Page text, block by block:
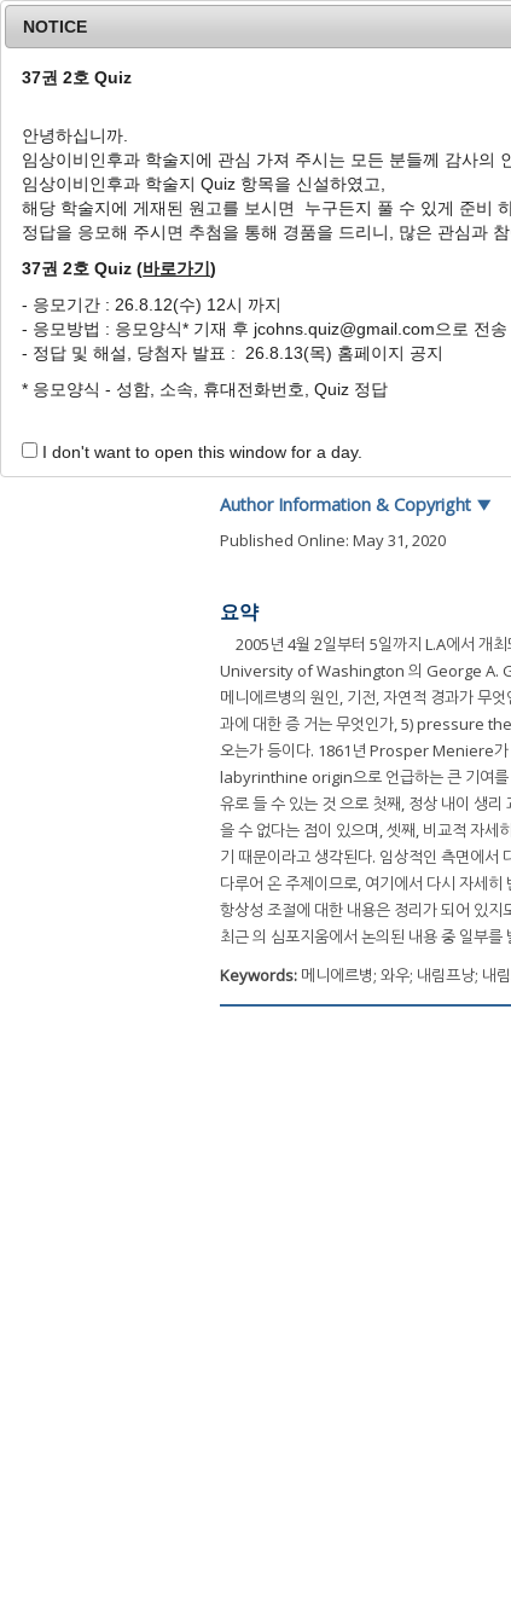
Home Journal Info
J Clin Otolaryngol Head Neck Surg2005;
pISSN: 1225-0244, eISSN: 2713-833X
특집
메니에르병의 병인론
이준호
Jun Ho Lee 1 , *
Author Information & Copyright ▼
Published Online: May 31, 2020
요약
2005년 4월 2일부터 5일까지 L.A에서
University of Washington 의 George A.
메니에르병의 원인, 기전, 자연적 경과가 무
과에 대한 증 거는 무엇인가, 5) pressure
오는가 등이다. 1861년 Prosper Meniere
labyrinthine origin으로 언급하는 큰 기여를
유로 들 수 있는 것 으로 첫째, 정상 내이 생
을 수 없다는 점이 있으며, 셋째, 비교적 자세
기 때문이라고 생각된다. 임상적인 측면에서
다루어 온 주제이므로, 여기에서 다시 자세
항상성 조절에 대한 내용은 정리가 되어 있
최근 의 심포지움에서 논의된 내용 중 일
Keywords: 메니에르병; 와우; 내림프낭; 내
NOTICE
37권 2호 Quiz
안녕하십니까.
임상이비인후과 학술지에 관심 가져 주시는 모든 분들께 감사의
임상이비인후과 학술지 Quiz 항목을 신설하였고,
해당 학술지에 게재된 원고를 보시면 누구든지 풀 수 있게 준비
정답을 응모해 주시면 추첨을 통해 경품을 드리니, 많은 관심과
37권 2호 Quiz (바로가기)
- 응모기간 : 26.8.12(수) 12시 까지
- 응모방법 : 응모양식* 기재 후 jcohns.quiz@gmail.com으로 전송
- 정답 및 해설, 당첨자 발표 : 26.8.13(목) 홈페이지 공지
* 응모양식 - 성함, 소속, 휴대전화번호, Quiz 정답
I don't want to open this window for a day.